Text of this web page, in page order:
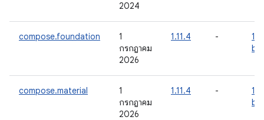
2024
compose.foundation
1
กรกฎาคม
2026
1.11.4 -
compose.material
1
กรกฎาคม
2026
1.11.4 -